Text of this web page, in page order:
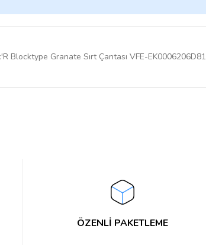
Blocktype Granate Sırt Çantası VFE-EK0006206D81
ÖZENLİ PAKETLEME